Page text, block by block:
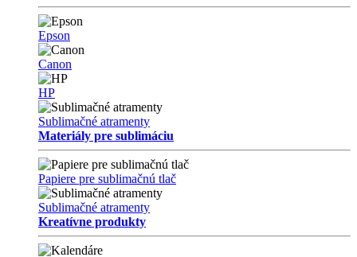
Epson
Canon
HP
Sublimačné atramenty
Materiály pre sublimáciu
Papiere pre sublimačnú tlač
Sublimačné atramenty
Kreatívne produkty